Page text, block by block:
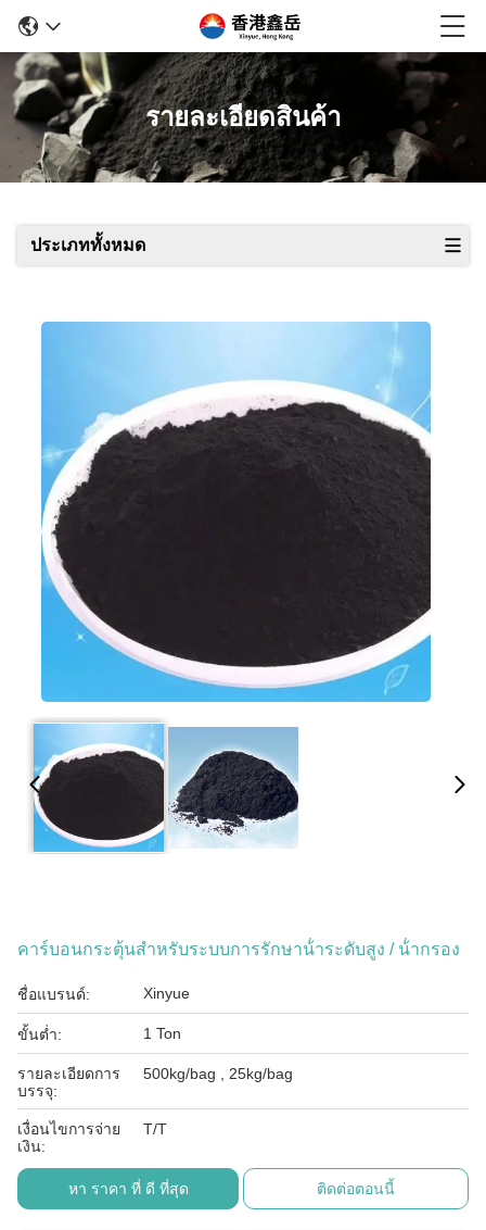
รายละเอียดสินค้า
ประเภททั้งหมด
คาร์บอนกระตุ้นสําหรับระบบการรักษาน้ําระดับสูง / น้ํากรอง
ชื่อแบรนด์: Xinyue
ขั้นต่ำ: 1 Ton
รายละเอียดการ
บรรจุ:
500kg/bag , 25kg/bag
เงื่อนไขการจ่าย
เงิน:
T/T
หา ราคา ที่ ดี ที่สุด ติดต่อตอนนี้